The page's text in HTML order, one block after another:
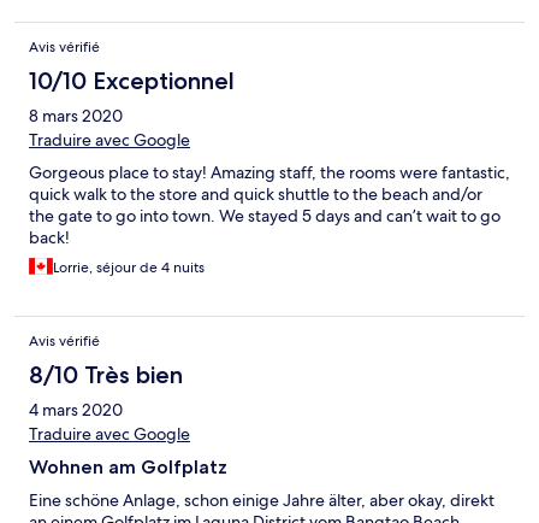
to the fact that in view of the difficult situation and worries we
were faced with and the lack of amenities offered, the hotel did
NOT offer any future discount or incentive to compensate for
the lack of services provided. The staff were very friendly
during our stay and the fault lies with Managements lack of
thought for us as their clients and the problems we were
though we were not there. A token gesture such as free transfer
to the airport (where we were unsure if flight would leave)
would have been a kindly thought but no. They charged us the
770 bhat when they are 20 mins from the airport. Customer
service was lacking by the decision makers on this site!! Profit
Avis vérifié
10/10 Exceptionnel
8 mars 2020
Traduire avec Google
Gorgeous place to stay! Amazing staff, the rooms were fantastic,
quick walk to the store and quick shuttle to the beach and/or
the gate to go into town. We stayed 5 days and can’t wait to go
back!
Lorrie, séjour de 4 nuits
Avis vérifié
8/10 Très bien
4 mars 2020
Traduire avec Google
Wohnen am Golfplatz
Eine schöne Anlage, schon einige Jahre älter, aber okay, direkt